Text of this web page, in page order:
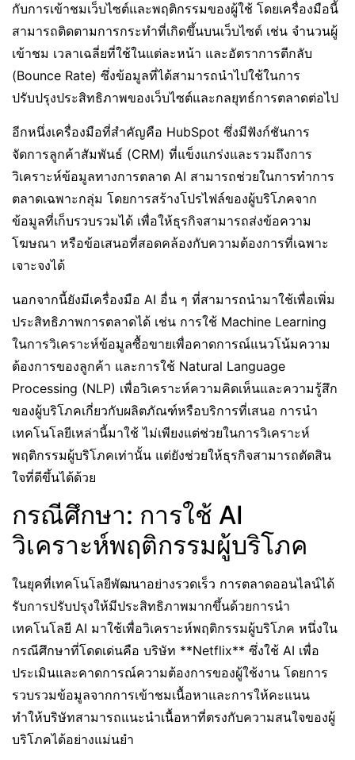
กับการเข้าชมเว็บไซต์และพฤติกรรมของผู้ใช้ โดยเครื่องมือนี้
สามารถติดตามการกระทำที่เกิดขึ้นบนเว็บไซต์ เช่น จำนวนผู้
เข้าชม เวลาเฉลี่ยที่ใช้ในแต่ละหน้า และอัตราการตีกลับ
(Bounce Rate) ซึ่งข้อมูลที่ได้สามารถนำไปใช้ในการ
ปรับปรุงประสิทธิภาพของเว็บไซต์และกลยุทธ์การตลาดต่อไป
อีกหนึ่งเครื่องมือที่สำคัญคือ HubSpot ซึ่งมีฟังก์ชันการ
จัดการลูกค้าสัมพันธ์ (CRM) ที่แข็งแกร่งและรวมถึงการ
วิเคราะห์ข้อมูลทางการตลาด AI สามารถช่วยในการทำการ
ตลาดเฉพาะกลุ่ม โดยการสร้างโปรไฟล์ของผู้บริโภคจาก
ข้อมูลที่เก็บรวบรวมได้ เพื่อให้ธุรกิจสามารถส่งข้อความ
โฆษณา หรือข้อเสนอที่สอดคล้องกับความต้องการที่เฉพาะ
เจาะจงได้
นอกจากนี้ยังมีเครื่องมือ AI อื่น ๆ ที่สามารถนำมาใช้เพื่อเพิ่ม
ประสิทธิภาพการตลาดได้ เช่น การใช้ Machine Learning
ในการวิเคราะห์ข้อมูลซื้อขายเพื่อคาดการณ์แนวโน้มความ
ต้องการของลูกค้า และการใช้ Natural Language
Processing (NLP) เพื่อวิเคราะห์ความคิดเห็นและความรู้สึก
ของผู้บริโภคเกี่ยวกับผลิตภัณฑ์หรือบริการที่เสนอ การนำ
เทคโนโลยีเหล่านี้มาใช้ ไม่เพียงแต่ช่วยในการวิเคราะห์
พฤติกรรมผู้บริโภคเท่านั้น แต่ยังช่วยให้ธุรกิจสามารถตัดสิน
ใจที่ดีขึ้นได้ด้วย
กรณีศึกษา: การใช้ AI
วิเคราะห์พฤติกรรมผู้บริโภค
ในยุคที่เทคโนโลยีพัฒนาอย่างรวดเร็ว การตลาดออนไลน์ได้
รับการปรับปรุงให้มีประสิทธิภาพมากขึ้นด้วยการนำ
เทคโนโลยี AI มาใช้เพื่อวิเคราะห์พฤติกรรมผู้บริโภค หนึ่งใน
กรณีศึกษาที่โดดเด่นคือ บริษัท **Netflix** ซึ่งใช้ AI เพื่อ
ประเมินและคาดการณ์ความต้องการของผู้ใช้งาน โดยการ
รวบรวมข้อมูลจากการเข้าชมเนื้อหาและการให้คะแนน
ทำให้บริษัทสามารถแนะนำเนื้อหาที่ตรงกับความสนใจของผู้
บริโภคได้อย่างแม่นยำ